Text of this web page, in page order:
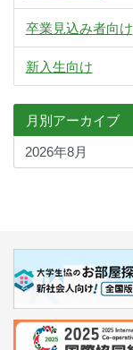
卒業見込み者向け
新入生向け
月別アーカイブ